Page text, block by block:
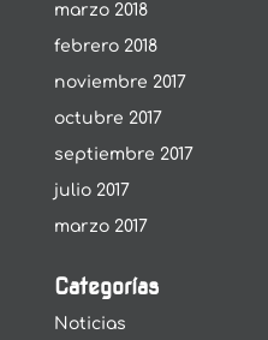
marzo 2018
febrero 2018
noviembre 2017
octubre 2017
septiembre 2017
julio 2017
marzo 2017
Categorías
Noticias